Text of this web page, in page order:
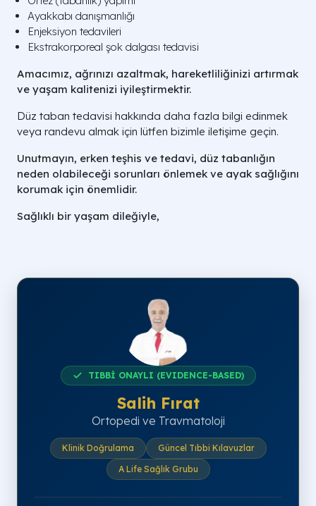
Ayakkabı danışmanlığı
Enjeksiyon tedavileri
Ekstrakorporeal şok dalgası tedavisi
Amacımız, ağrınızı azaltmak, hareketliliğinizi artırmak
ve yaşam kalitenizi iyileştirmektir.
Düz taban tedavisi hakkında daha fazla bilgi edinmek
veya randevu almak için lütfen bizimle iletişime geçin.
Unutmayın, erken teşhis ve tedavi, düz tabanlığın
neden olabileceği sorunları önlemek ve ayak sağlığını
korumak için önemlidir.
Sağlıklı bir yaşam dileğiyle,
TIBBİ ONAYLI (EVIDENCE-BASED)
Salih Fırat
Ortopedi ve Travmatoloji
Klinik Doğrulama
Güncel Tıbbi Kılavuzlar
A Life Sağlık Grubu